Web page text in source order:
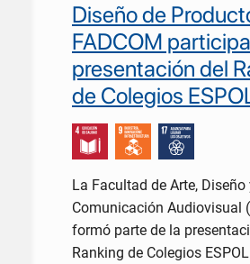
Diseño de
FADCOM
presentación del
de Colegios
La Facultad de Arte, Diseño
Comunicación Audiovisual
formó parte de la
Ranking de Colegios